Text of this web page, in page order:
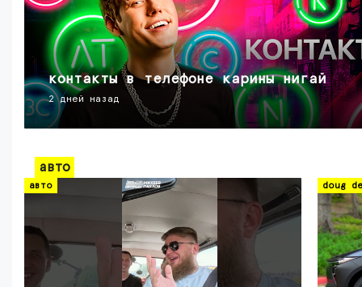
контакты в телефоне карины нигай
2 дней назад
авто
авто doug